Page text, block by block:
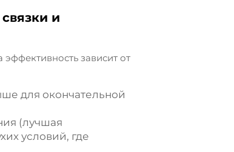
и
зависит от
для окончательной
(лучшая
условий, где